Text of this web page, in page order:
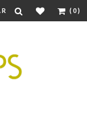
(0)